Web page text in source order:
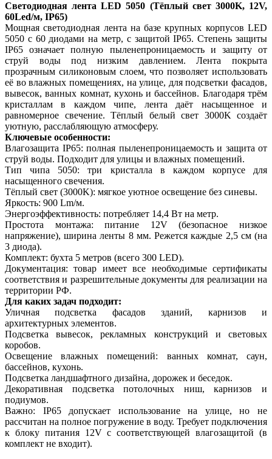
Светодиодная лента LED 5050 (Тёплый свет 3000K, 12V,
60Led/м, IP65)
Мощная светодиодная лента на базе крупных корпусов LED
5050 с 60 диодами на метр, с защитой IP65. Степень защиты
IP65 означает полную пыленепроницаемость и защиту от
струй воды под низким давлением. Лента покрыта
прозрачным силиконовым слоем, что позволяет использовать
её во влажных помещениях, на улице, для подсветки фасадов,
вывесок, ванных комнат, кухонь и бассейнов. Благодаря трём
кристаллам в каждом чипе, лента даёт насыщенное и
равномерное свечение. Тёплый белый свет 3000K создаёт
уютную, расслабляющую атмосферу.
Ключевые особенности:
Влагозащита IP65: полная пыленепроницаемость и защита от
струй воды. Подходит для улицы и влажных помещений.
Тип чипа 5050: три кристалла в каждом корпусе для
насыщенного свечения.
Тёплый свет (3000K): мягкое уютное освещение без синевы.
Яркость: 900 Lm/м.
Энергоэффективность: потребляет 14,4 Вт на метр.
Простота монтажа: питание 12V (безопасное низкое
напряжение), ширина ленты 8 мм. Режется каждые 2,5 см (на
3 диода).
Комплект: бухта 5 метров (всего 300 LED).
Документация: товар имеет все необходимые сертификаты
соответствия и разрешительные документы для реализации на
территории РФ.
Для каких задач подходит:
Уличная подсветка фасадов зданий, карнизов и
архитектурных элементов.
Подсветка вывесок, рекламных конструкций и световых
коробов.
Освещение влажных помещений: ванных комнат, саун,
бассейнов, кухонь.
Подсветка ландшафтного дизайна, дорожек и беседок.
Декоративная подсветка потолочных ниш, карнизов и
подиумов.
Важно: IP65 допускает использование на улице, но не
рассчитан на полное погружение в воду. Требует подключения
к блоку питания 12V с соответствующей влагозащитой (в
комплект не входит).